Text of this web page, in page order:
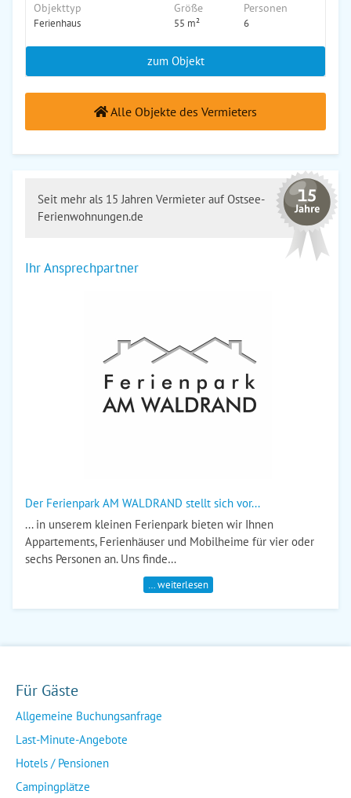
Objekttyp
Ferienhaus
Größe
55 m²
Personen
6
zum Objekt
Alle Objekte des Vermieters
Seit mehr als 15 Jahren Vermieter auf Ostsee-
Ferienwohnungen.de
Ihr Ansprechpartner
Der Ferienpark AM WALDRAND stellt sich vor...
... in unserem kleinen Ferienpark bieten wir Ihnen
Appartements, Ferienhäuser und Mobilheime für vier oder
sechs Personen an. Uns finde…
… weiterlesen
Für Gäste
Allgemeine Buchungsanfrage
Last-Minute-Angebote
Hotels / Pensionen
Campingplätze